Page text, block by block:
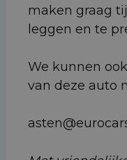
maken graag
leggen en te
We kunnen
van deze auto